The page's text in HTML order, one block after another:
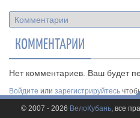
КОММЕНТАРИИ
Нет комментариев. Ваш будет
Войдите или зарегистрируйтесь
© 2007 - 2026 ВелоКубань, все